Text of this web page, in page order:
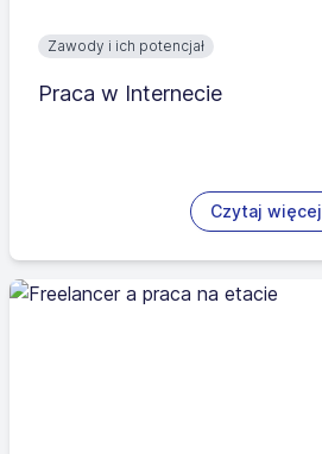
Zawody i ich potencjał
Praca w Internecie
Czytaj więcej